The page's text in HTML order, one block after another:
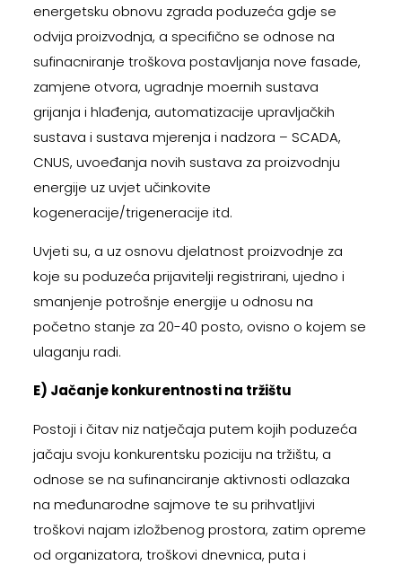
energetsku obnovu zgrada poduzeća gdje se
odvija proizvodnja, a specifično se odnose na
sufinacniranje troškova postavljanja nove fasade,
zamjene otvora, ugradnje moernih sustava
grijanja i hlađenja, automatizacije upravljačkih
sustava i sustava mjerenja i nadzora – SCADA,
CNUS, uvoeđanja novih sustava za proizvodnju
energije uz uvjet učinkovite
kogeneracije/trigeneracije itd.
Uvjeti su, a uz osnovu djelatnost proizvodnje za
koje su poduzeća prijavitelji registrirani, ujedno i
smanjenje potrošnje energije u odnosu na
početno stanje za 20-40 posto, ovisno o kojem se
ulaganju radi.
E) Jačanje konkurentnosti na tržištu
Postoji i čitav niz natječaja putem kojih poduzeća
jačaju svoju konkurentsku poziciju na tržištu, a
odnose se na sufinanciranje aktivnosti odlazaka
na međunarodne sajmove te su prihvatljivi
troškovi najam izložbenog prostora, zatim opreme
od organizatora, troškovi dnevnica, puta i